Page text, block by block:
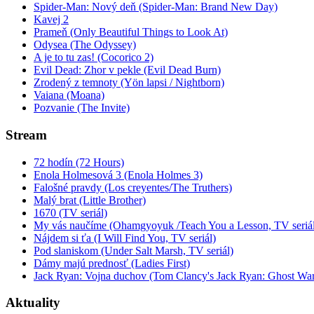
Spider-Man: Nový deň (Spider-Man: Brand New Day)
Kavej 2
Prameň (Only Beautiful Things to Look At)
Odysea (The Odyssey)
A je to tu zas! (Cocorico 2)
Evil Dead: Zhor v pekle (Evil Dead Burn)
Zrodený z temnoty (Yön lapsi / Nightborn)
Vaiana (Moana)
Pozvanie (The Invite)
Stream
72 hodín (72 Hours)
Enola Holmesová 3 (Enola Holmes 3)
Falošné pravdy (Los creyentes/The Truthers)
Malý brat (Little Brother)
1670 (TV seriál)
My vás naučíme (Ohamgyoyuk /Teach You a Lesson, TV
Nájdem si ťa (I Will Find You, TV seriál)
Pod slaniskom (Under Salt Marsh, TV seriál)
Dámy majú prednosť (Ladies First)
Jack Ryan: Vojna duchov (Tom Clancy's Jack Ryan: Ghost
Aktuality